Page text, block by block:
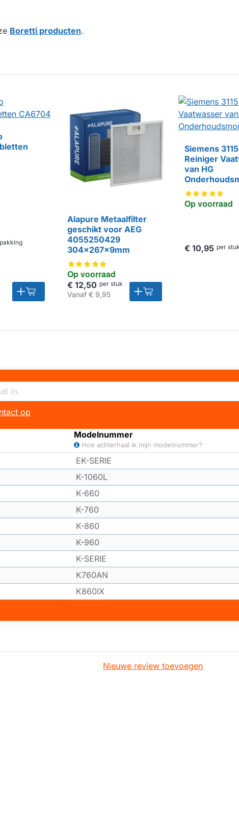
Boretti producten.
HUISMERK
Op voorraad
Alapure Metaalfilter
geschikt voor AEG
4055250429
304x267x9mm
€ 12,50 per stuk
Vanaf€ 9,95
Op voorraad
Siemens
Reiniger
van HG
€ 10,95 per stuk
op
Modelnummer
Hoe achterhaal ik mijn modelnummer?
EK-SERIE
K-1060L
K-660
K-760
K-860
K-960
K-SERIE
K760AN
K860IX
Nieuwe review toevoegen